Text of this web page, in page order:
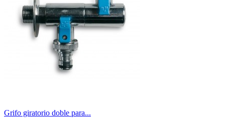
Grifo giratorio doble para...